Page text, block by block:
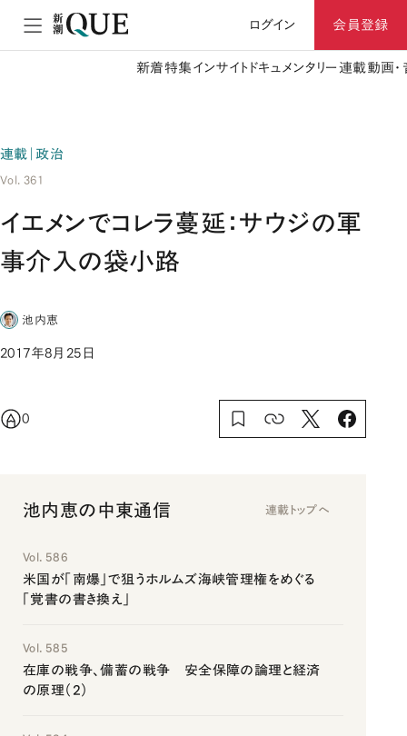
ログイン 会員登録
新着特集 インサイト ドキュメンタリー 連載動画
連載｜政治
Vol. 361
イエメンでコレラ蔓延：サウジの軍
事介入の袋小路
池内恵
2017年8月25日
0
池内恵の中東通信 連載トップへ
Vol. 586
米国が「南爆」で狙うホルムズ海峡管理権をめぐる
「覚書の書き換え」
Vol. 585
在庫の戦争、備蓄の戦争 安全保障の論理と経済
の原理（2）